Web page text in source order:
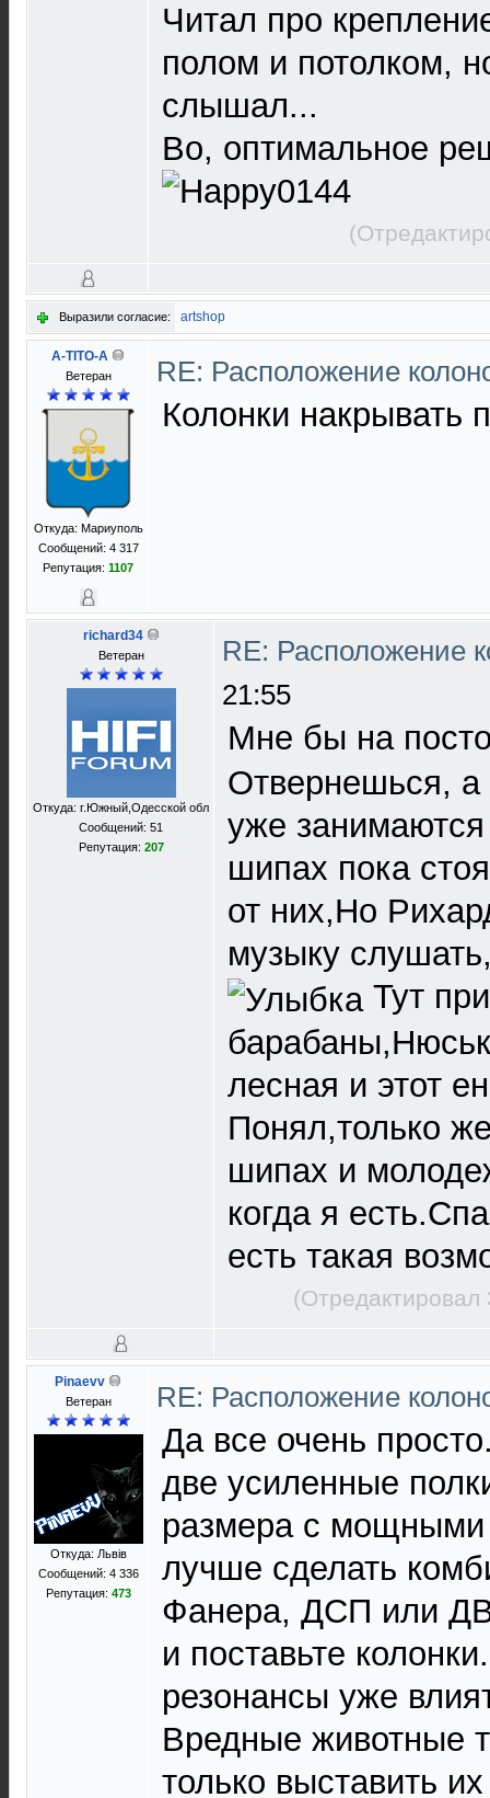
Читал про
полом и потолком,
слышал...
Во, оптимальное
Выразили согласие: artshop
A-TITO-A
Ветеран
Откуда: Мариуполь
Сообщений: 4 317
Репутация: 1107
RE: Расположение
Колонки накрывать
richard34
Ветеран
Откуда: г.Южный,Одесской обл
Сообщений: 51
Репутация: 207
RE: Расположение
21:55
Мне бы на
Отвернешься,
уже
шипах пока
от них,Но
музыку
Тут
лесная и этот
Понял,только
шипах и
когда я
есть такая
Pinaevv
Ветеран
Откуда: Львів
Сообщений: 4 336
Репутация: 473
RE: Расположение
Да все очень
две усиленные
размера с
лучше сделать
Фанера, ДСП или
и поставьте
резонансы уже
Вредные животные
только выставить